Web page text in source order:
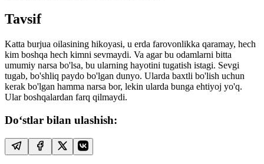
Tavsif
Katta burjua oilasining hikoyasi, u erda farovonlikka qaramay, hech
kim boshqa hech kimni sevmaydi. Va agar bu odamlarni bitta
umumiy narsa bo'lsa, bu ularning hayotini tugatish istagi. Sevgi
tugab, bo'shliq paydo bo'lgan dunyo. Ularda baxtli bo'lish uchun
kerak bo'lgan hamma narsa bor, lekin ularda bunga ehtiyoj yo'q.
Ular boshqalardan farq qilmaydi.
Do‘stlar bilan ulashish: